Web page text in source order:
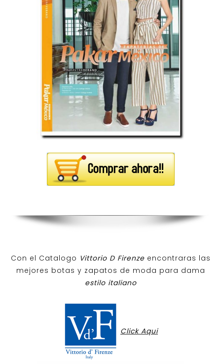
Con el Catalogo Vittorio D Firenzeencontraras las
mejores botas y zapatos de moda para dama
estilo italiano
Click Aqui